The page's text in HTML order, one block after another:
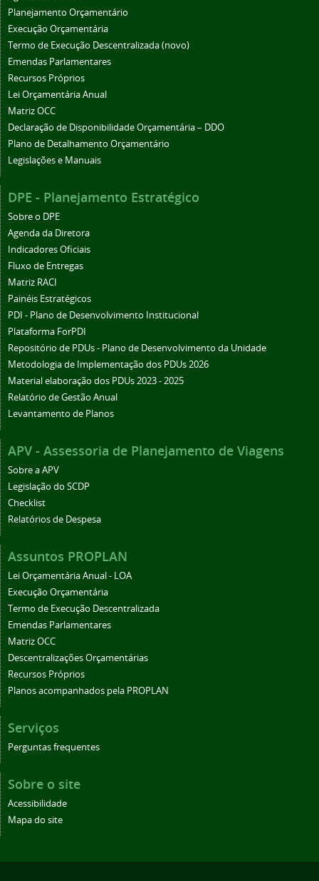
Planejamento Orçamentário
Execução Orçamentária
Termo de Execução Descentralizada (novo)
Emendas Parlamentares
Recursos Próprios
Lei Orçamentária Anual
Matriz OCC
Declaração de Disponibilidade Orçamentária – DDO
Plano de Detalhamento Orçamentário
Legislações e Manuais
DPE - Planejamento Estratégico
Sobre o DPE
Agenda da Diretora
Indicadores Oficiais
Fluxo de Entregas
Matriz RACI
Painéis Estratégicos
PDI - Plano de Desenvolvimento Institucional
Plataforma ForPDI
Repositório de PDUs - Plano de Desenvolvimento da Unidade
Metodologia de Implementação dos PDUs 2026
Material elaboração dos PDUs 2023 - 2025
Relatório de Gestão Anual
Levantamento de Planos
APV - Assessoria de Planejamento de Viagens
Sobre a APV
Legislação do SCDP
Checklist
Relatórios de Despesa
Assuntos PROPLAN
Lei Orçamentária Anual - LOA
Execução Orçamentária
Termo de Execução Descentralizada
Emendas Parlamentares
Matriz OCC
Descentralizações Orçamentárias
Recursos Próprios
Planos acompanhados pela PROPLAN
Serviços
Perguntas frequentes
Sobre o site
Acessibilidade
Mapa do site